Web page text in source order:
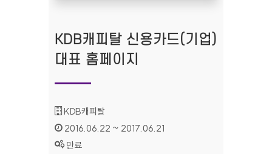
KDB캐피탈 신용카드(기업)
대표 홈페이지
기관명 :
KDB캐피탈
인증기간 :
2016.06.22 ~ 2017.06.21
상태 :
만료